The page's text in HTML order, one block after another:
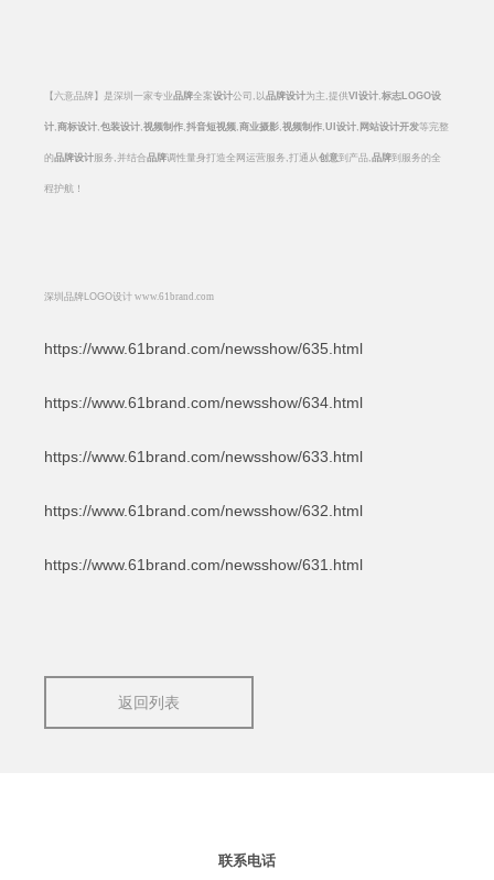
【六意品牌】是深圳一家专业品牌全案设计公司 , 以品牌设计为主 ,提供VI 设计,标志 LOGO设
计,商标设计,包装设计,视频制作,抖音短视频,商业摄影,视频制作,UI 设计, 网站设计开发等完整
的品牌设计服务 ,并结合品牌调性量身打造全网运营服务 ,打通从创意到产品,品牌到服务的全
程护航！
深圳品牌 LOGO设计 www.61brand.com
https://www.61brand.com/newsshow/635.html
https://www.61brand.com/newsshow/634.html
https://www.61brand.com/newsshow/633.html
https://www.61brand.com/newsshow/632.html
https://www.61brand.com/newsshow/631.html
返回列表
联系电话